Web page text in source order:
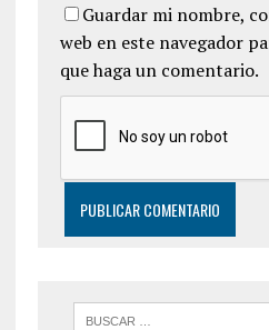
Guardar mi nombre,
web en este navegador
que haga un comentario.